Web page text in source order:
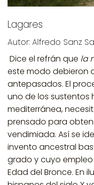
Lagares
Autor: Alfredo Sanz
Dice el refrán que la
este modo debieron
antepasados. El
uno de los sustentos
mediterránea,
prensado para
vendimiada. Así se
invento ancestral
grado y cuyo
Edad del Bronce. En